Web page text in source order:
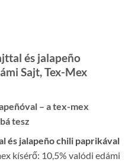
és jalapeño
Sajt, Tex-Mex
– a tex-mex
tesz
és jalapeño chili paprikával
kísérő: 10,5% valódi edámi